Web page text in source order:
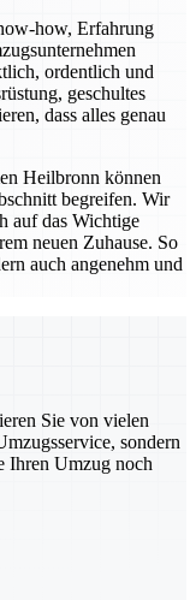
how, Erfahrung
ordentlich und
geschultes
dass alles genau
Heilbronn können
begreifen. Wir
auf das Wichtige
neuen Zuhause. So
auch angenehm und
Sie von vielen
sondern
Ihren Umzug noch